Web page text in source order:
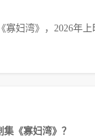
妇湾》，2026年
《寡妇湾》？